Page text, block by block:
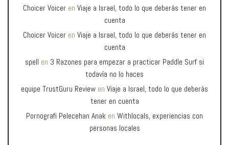
Choicer Voicer en Viaje a Israel, todo lo que deberás tener en
cuenta
Choicer Voicer en Viaje a Israel, todo lo que deberás tener en
cuenta
spell en 3 Razones para empezar a practicar Paddle Surf si
todavía no lo haces
equipe TrustGuru Review en Viaje a Israel, todo lo que deberás
tener en cuenta
Pornografi Pelecehan Anak en Withlocals, experiencias con
personas locales